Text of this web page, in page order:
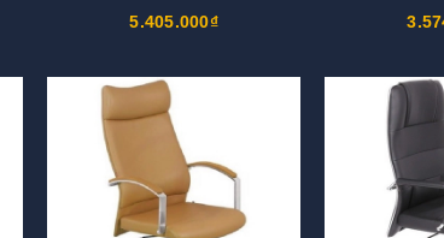
5.405.000₫